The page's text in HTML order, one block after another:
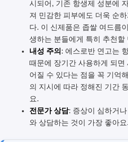
시되어, 기존 항생제 성분에
져 민감한 피부에도 더욱 순
다. 이 신제품은 좁쌀 여드름
생하는 분들에게 특히 추천할
내성 주의 : 에스로반 연고는
때문에 장기간 사용하게 되면
어질 수 있다는 점을 꼭 기억
의 지시에 따라 정해진 기간
요.
전문가 상담: 증상이 심하거
와 상담하는 것이 가장 좋아요.